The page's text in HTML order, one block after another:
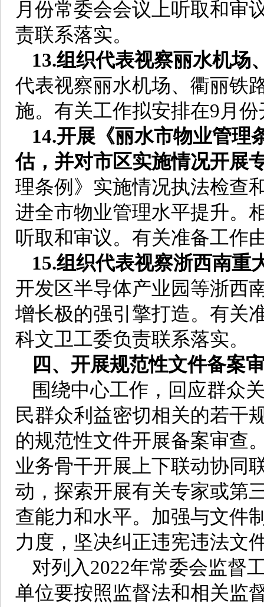
月份常委会会议上听取和审
责联系落实。
13.组织代表视察丽水机场
代表视察丽水机场、衢丽铁
施。有关工作拟安排在9月
14.开展《丽水市物业管理
估，并对市区实施情况开展
理条例》实施情况执法检查
进全市物业管理水平提升。
听取和审议。有关准备工作
15.组织代表视察浙西南重
开发区半导体产业园等浙西
增长极的强引擎打造。有关
科文卫工委负责联系落实。
四、开展规范性文件备案
围绕中心工作，回应群众
民群众利益密切相关的若干
的规范性文件开展备案审查
业务骨干开展上下联动协同
动，探索开展有关专家或第
查能力和水平。加强与文件
力度，坚决纠正违宪违法文
对列入2022年常委会监督
单位要按照监督法和相关监